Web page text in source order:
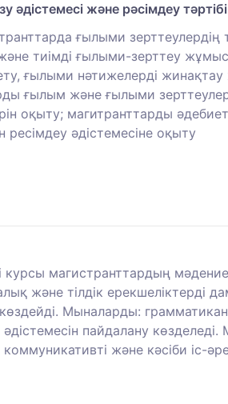
және рәсімдеу тәртібі
ғылыми зерттеулердің
тиімді ғылыми-зерттеу
ғылыми нәтижелерді
ғылым және ғылыми
оқыту; магитранттарды
әдістемесіне оқыту
курсы магистранттардың
және тілдік ерекшеліктерді
көздейді. Мыналарды:
пайдалану
коммуникативті және кәсіби іс-